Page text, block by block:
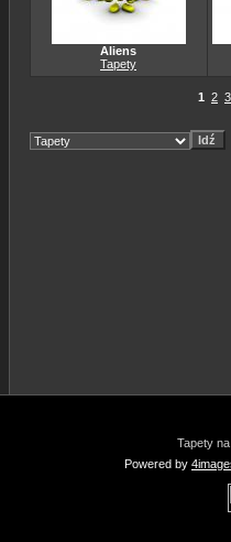
Aliens
Tapety
1 2 3
Tapety
Powered by